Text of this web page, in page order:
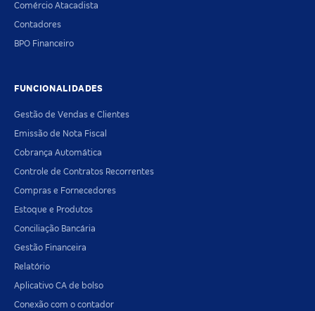
Comércio Atacadista
Contadores
BPO Financeiro
FUNCIONALIDADES
Gestão de Vendas e Clientes
Emissão de Nota Fiscal
Cobrança Automática
Controle de Contratos Recorrentes
Compras e Fornecedores
Estoque e Produtos
Conciliação Bancária
Gestão Financeira
Relatório
Aplicativo CA de bolso
Conexão com o contador